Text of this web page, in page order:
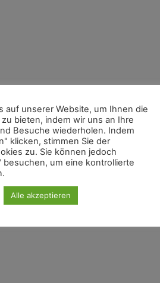
auf unserer Website, um Ihnen die
bieten, indem wir uns an Ihre
Besuche wiederholen. Indem
klicken, stimmen Sie der
zu. Sie können jedoch
um eine kontrollierte
Alle akzeptieren